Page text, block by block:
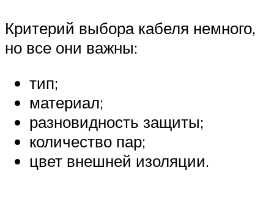
Критерий выбора кабеля немного,
но все они важны:
тип;
материал;
разновидность защиты;
количество пар;
цвет внешней изоляции.